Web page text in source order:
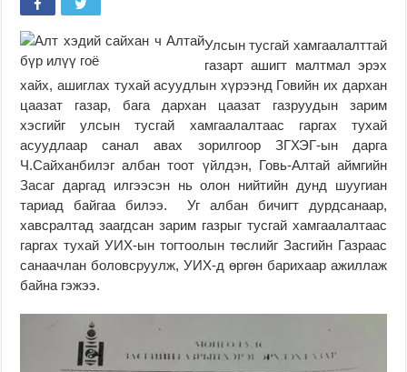
Улсын тусгай хамгаалалттай
газарт ашигт малтмал эрэх
хайх, ашиглах тухай асуудлын хүрээнд Говийн их дархан
цаазат газар, бага дархан цаазат газруудын зарим
хэсгийг улсын тусгай хамгаалалтаас гаргах тухай
асуудлаар санал авах зорилгоор ЗГХЭГ-ын дарга
Ч.Сайханбилэг албан тоот үйлдэн, Говь-Алтай аймгийн
Засаг даргад илгээсэн нь олон нийтийн дунд шуугиан
тариад байгаа билээ. Уг албан бичигт дурдсанаар,
хавсралтад заагдсан зарим газрыг тусгай хамгаалалтаас
гаргах тухай УИХ-ын тогтоолын төслийг Засгийн Газраас
санаачлан боловсруулж, УИХ-д өргөн барихаар ажиллаж
байна гэжээ.